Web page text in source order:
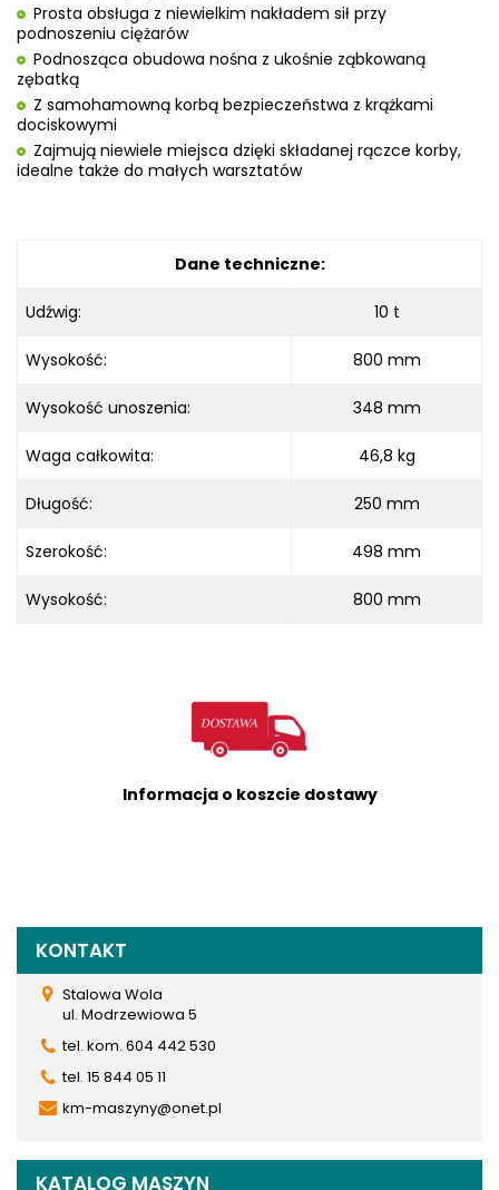
Prosta obsługa z niewielkim nakładem sił przy
podnoszeniu ciężarów
Podnosząca obudowa nośna z ukośnie ząbkowaną
zębatką
Z samohamowną korbą bezpieczeństwa z krążkami
dociskowymi
Zajmują niewiele miejsca dzięki składanej rączce korby,
idealne także do małych warsztatów
Dane techniczne:
Udźwig: 10 t
Wysokość: 800 mm
Wysokość unoszenia: 348 mm
Waga całkowita: 46,8 kg
Długość: 250 mm
Szerokość: 498 mm
Wysokość: 800 mm
Informacja o koszcie dostawy
KONTAKT
Stalowa Wola
ul. Modrzewiowa 5
tel. kom. 604 442 530
tel. 15 844 05 11
km-maszyny@onet.pl
KATALOG MASZYN